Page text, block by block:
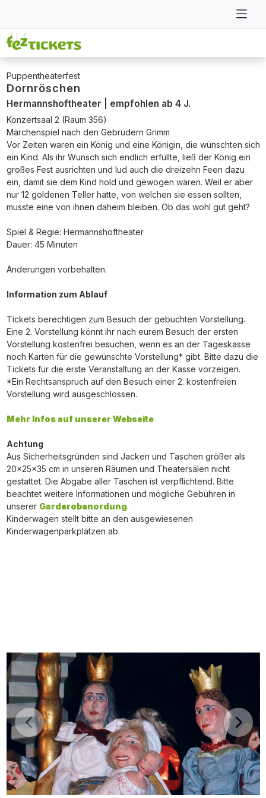
Puppentheaterfest
Dornröschen
Hermannshoftheater | empfohlen ab 4 J.
Konzertsaal 2 (Raum 356)
Märchenspiel nach den Gebrüdern Grimm
Vor Zeiten waren ein König und eine Königin, die wünschten sich
ein Kind. Als ihr Wunsch sich endlich erfüllte, ließ der König ein
großes Fest ausrichten und lud auch die dreizehn Feen dazu
ein, damit sie dem Kind hold und gewogen wären. Weil er aber
nur 12 goldenen Teller hatte, von welchen sie essen sollten,
musste eine von ihnen daheim bleiben. Ob das wohl gut geht?
Spiel & Regie: Hermannshoftheater
Dauer: 45 Minuten
Änderungen vorbehalten.
Information zum Ablauf
Tickets berechtigen zum Besuch der gebuchten Vorstellung.
Eine 2. Vorstellung könnt ihr nach eurem Besuch der ersten
Vorstellung kostenfrei besuchen, wenn es an der Tageskasse
noch Karten für die gewünschte Vorstellung* gibt. Bitte dazu die
Tickets für die erste Veranstaltung an der Kasse vorzeigen.
*Ein Rechtsanspruch auf den Besuch einer 2. kostenfreien
Vorstellung wird ausgeschlossen.
Mehr Infos auf unserer Webseite
Achtung
Aus Sicherheitsgründen sind Jacken und Taschen größer als
20x25x35 cm in unseren Räumen und Theatersälen nicht
gestattet. Die Abgabe aller Taschen ist verpflichtend. Bitte
beachtet weitere Informationen und mögliche Gebühren in
unserer Garderobenordung.
Kinderwagen stellt bitte an den ausgewiesenen
Kinderwagenparkplätzen ab.